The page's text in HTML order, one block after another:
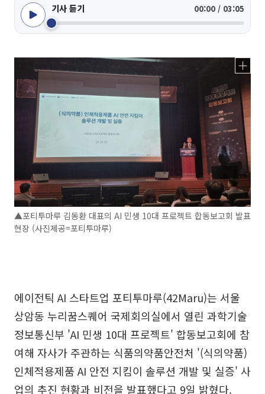
기사 듣기 00:00 / 03:05
▲포티투마루 김동환 대표의 AI 민생 10대 프로젝트 합동보고회 발표
현장 (사진제공=포티투마루)
에이전틱 AI 스타트업 포티투마루(42Maru)는 서울
상암동 누리꿈스퀘어 국제회의실에서 열린 과학기술
정보통신부 'AI 민생 10대 프로젝트' 합동보고회에 참
여해 자사가 주관하는 식품의약품안전처 '(식의약품)
인체적용제품 AI 안전 지킴이 솔루션 개발 및 실증' 사
업의 추진 현황과 비전을 발표했다고 9일 밝혔다.